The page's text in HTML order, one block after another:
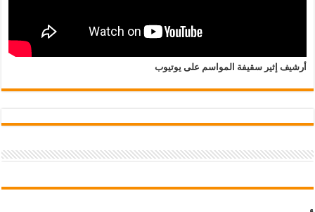
أرشيف إثير سقيفة المواسم على يوتيوب